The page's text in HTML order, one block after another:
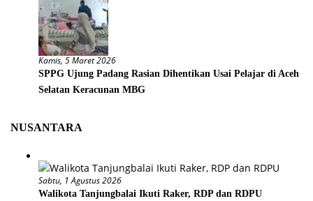
Kamis, 5 Maret 2026
SPPG Ujung Padang Rasian Dihentikan Usai Pelajar di Aceh
Selatan Keracunan MBG
NUSANTARA
Sabtu, 1 Agustus 2026
Walikota Tanjungbalai Ikuti Raker, RDP dan RDPU